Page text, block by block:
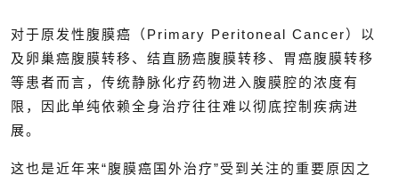
对于原发性腹膜癌（Primary Peritoneal Cancer）以
及卵巢癌腹膜转移、结直肠癌腹膜转移、胃癌腹膜转移
等患者而言，传统静脉化疗药物进入腹膜腔的浓度有
限，因此单纯依赖全身治疗往往难以彻底控制疾病进
展。
这也是近年来“腹膜癌国外治疗”受到关注的重要原因之